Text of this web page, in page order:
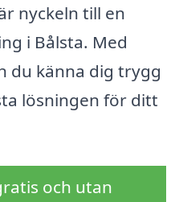
nyckeln till en
i Bålsta. Med
du känna dig trygg
lösningen för ditt
och utan